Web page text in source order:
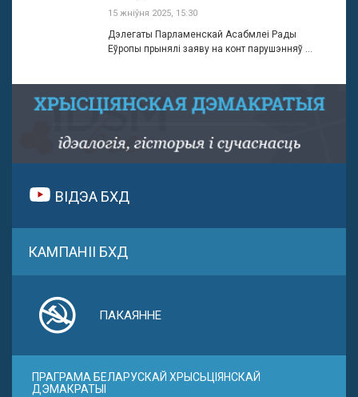
15 жніўня 2025, 15:30
Дэлегаты Парламенскай Асабмлеі Рады
Еўропы прынялі заяву на конт парушэнняў ...
ВІДЭА БХД
КАМПАНІІ БХД
ПАКАЯННЕ
ПРАГРАМА БЕЛАРУСКАЙ ХРЫСЬЦІЯНСКАЙ
ДЭМАКРАТЫІ